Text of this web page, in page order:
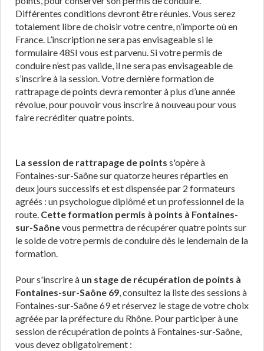
Différentes conditions devront être réunies. Vous serez
totalement libre de choisir votre centre, n’importe où en
France. L’inscription ne sera pas envisageable si le
formulaire 48SI vous est parvenu. Si votre permis de
conduire n’est pas valide, il ne sera pas envisageable de
s’inscrire à la session. Votre dernière formation de
rattrapage de points devra remonter à plus d’une année
révolue, pour pouvoir vous inscrire à nouveau pour vous
faire recréditer quatre points.
La session de rattrapage de points s'opère à
Fontaines-sur-Saône sur quatorze heures réparties en
deux jours successifs et est dispensée par 2 formateurs
agréés : un psychologue diplômé et un professionnel de la
route. Cette formation permis à points à Fontaines-
sur-Saônevous permettra de récupérer quatre points sur
le solde de votre permis de conduire dès le lendemain de la
formation.
Pour s'inscrire à un stage de récupération de points à
Fontaines-sur-Saône 69, consultez la liste des sessions à
Fontaines-sur-Saône 69 et réservez le stage de votre choix
agréée par la préfecture du Rhône. Pour participer à une
session de récupération de points à Fontaines-sur-Saône,
vous devez obligatoirement :